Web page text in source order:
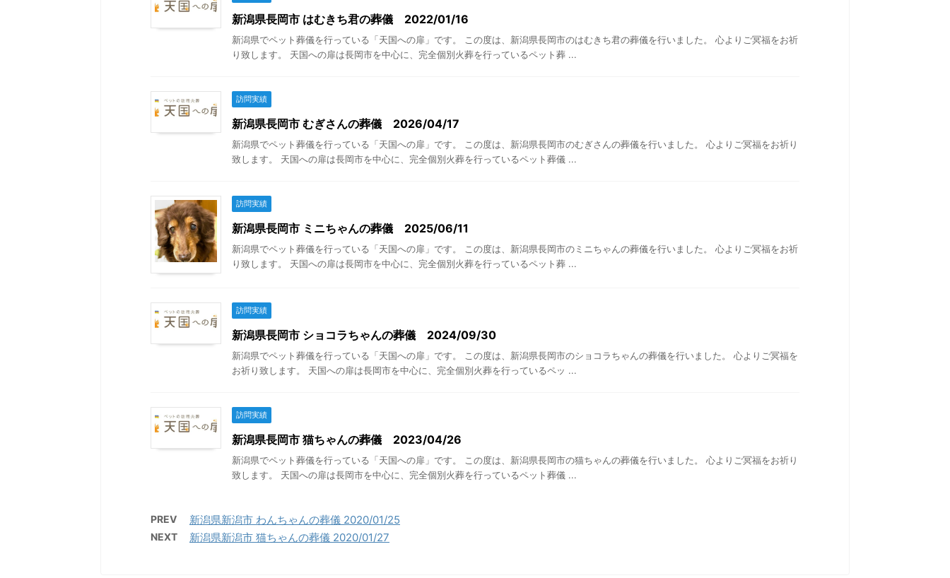
新潟県長岡市 はむきち君の葬儀 2022/01/16
新潟県でペット葬儀を行っている「天国への扉」です。 この度は、新潟県長岡市のはむきち君の葬儀を行いました。 心よりご冥福をお祈
り致します。 天国への扉は長岡市を中心に、完全個別火葬を行っているペット葬 ...
訪問実績
新潟県長岡市 むぎさんの葬儀 2026/04/17
新潟県でペット葬儀を行っている「天国への扉」です。 この度は、新潟県長岡市のむぎさんの葬儀を行いました。 心よりご冥福をお祈り
致します。 天国への扉は長岡市を中心に、完全個別火葬を行っているペット葬儀 ...
訪問実績
新潟県長岡市 ミニちゃんの葬儀 2025/06/11
新潟県でペット葬儀を行っている「天国への扉」です。 この度は、新潟県長岡市のミニちゃんの葬儀を行いました。 心よりご冥福をお祈
り致します。 天国への扉は長岡市を中心に、完全個別火葬を行っているペット葬 ...
訪問実績
新潟県長岡市 ショコラちゃんの葬儀 2024/09/30
新潟県でペット葬儀を行っている「天国への扉」です。 この度は、新潟県長岡市のショコラちゃんの葬儀を行いました。 心よりご冥福を
お祈り致します。 天国への扉は長岡市を中心に、完全個別火葬を行っているペッ ...
訪問実績
新潟県長岡市 猫ちゃんの葬儀 2023/04/26
新潟県でペット葬儀を行っている「天国への扉」です。 この度は、新潟県長岡市の猫ちゃんの葬儀を行いました。 心よりご冥福をお祈り
致します。 天国への扉は長岡市を中心に、完全個別火葬を行っているペット葬儀 ...
PREV 新潟県新潟市 わんちゃんの葬儀 2020/01/25
NEXT 新潟県新潟市 猫ちゃんの葬儀 2020/01/27